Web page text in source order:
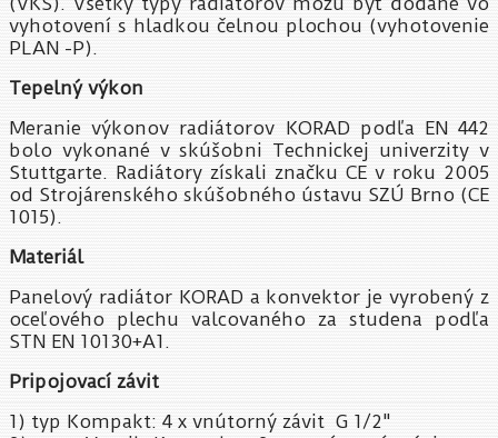
vyhotovení s hladkou čelnou plochou (vyhotovenie
PLAN -P).
Tepelný výkon
Meranie výkonov radiátorov KORAD podľa EN 442
bolo vykonané v skúšobni Technickej univerzity v
Stuttgarte. Radiátory získali značku CE v roku 2005
od Strojárenského skúšobného ústavu SZÚ Brno (CE
1015).
Materiál
Panelový radiátor KORAD a konvektor je vyrobený z
oceľového plechu valcovaného za studena podľa
STN EN 10130+A1.
Pripojovací závit
1) typ Kompakt: 4 x vnútorný závit G 1/2"